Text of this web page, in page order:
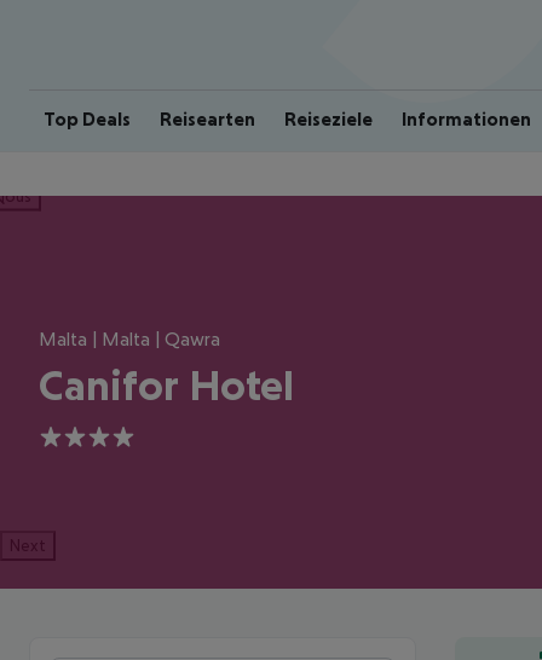
Top Deals Reisearten Reiseziele Informationen
Malta | Malta | Qawra
Canifor Hotel
4
Next